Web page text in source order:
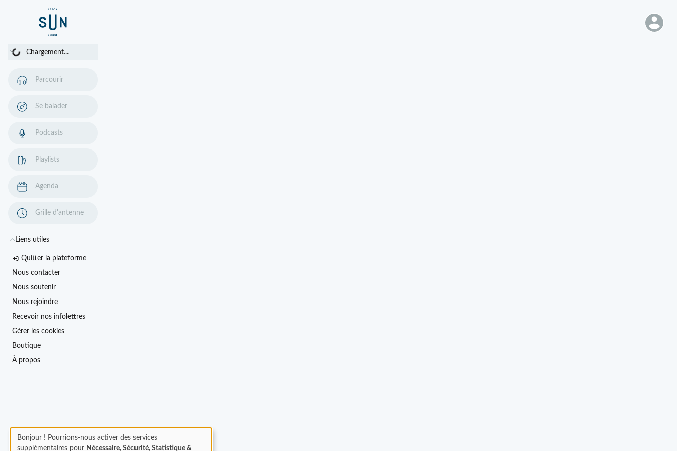
Chargement...
Chargement...
Parcourir
Se balader
Podcasts
Playlists
Agenda
Grille d'antenne
Liens utiles
Quitter la plateforme
Nous contacter
Nous soutenir
Nous rejoindre
Recevoir nos infolettres
Gérer les cookies
Boutique
À propos
Bonjour ! Pourrions-nous activer des services
supplémentaires pour Nécessaire, Sécurité, Statistique &